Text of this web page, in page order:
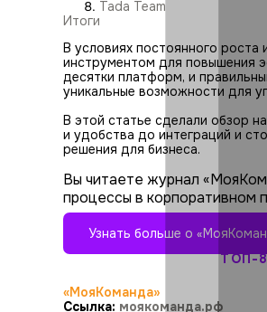
Tada Team
Итоги
В условиях постоянного
инструментом для повышения
десятки платформ, и
уникальные возможности для
В этой статье сделали обзор
и удобства до интеграций и
решения для бизнеса.
Вы читаете журнал
процессы в корпоративном
Узнать больше о
ТОП-
«МояКоманда»
Ссылка: моякоманда.рф